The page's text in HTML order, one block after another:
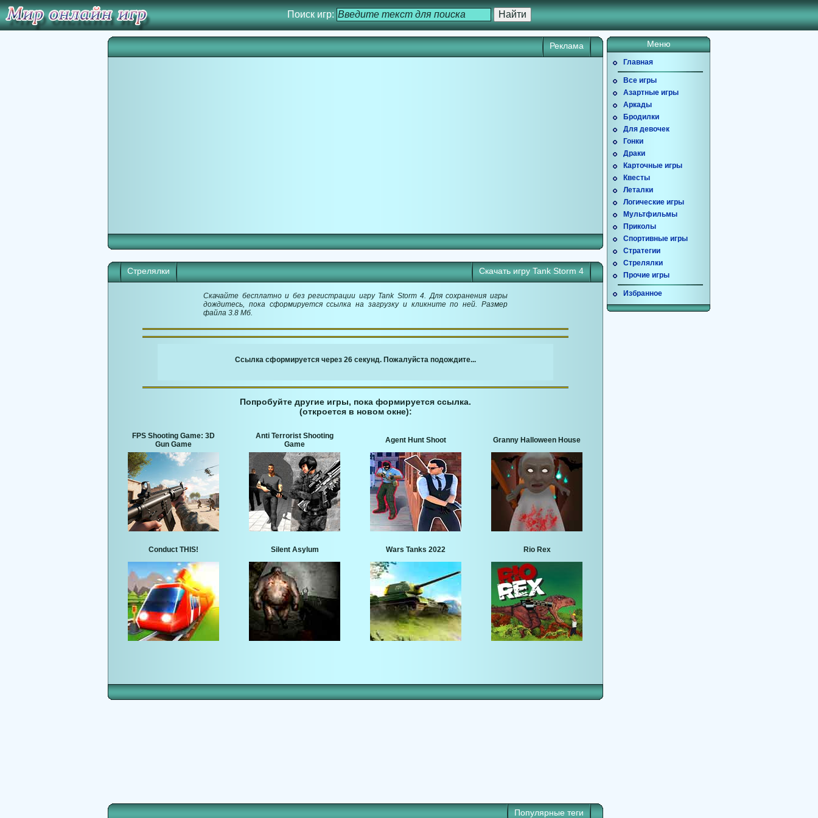
Поиск игр:
Реклама
Скачать игру Tank Storm 4
Стрелялки
Скачайте бесплатно и без регистрации игру Tank Storm 4. Для сохранения игры
дождитесь, пока сформируется ссылка на загрузку и кликните по ней. Размер
файла 3.8 Мб.
Ссылка сформируется через 26 секунд. Пожалуйста подождите...
Попробуйте другие игры, пока формируется ссылка.
(откроется в новом окне):
FPS Shooting Game: 3D
Gun Game
Anti Terrorist Shooting
Game
Agent Hunt Shoot Granny Halloween House
Conduct THIS! Silent Asylum Wars Tanks 2022 Rio Rex
Популярные теги
Меню
Главная
Все игры
Азартные игры
Аркады
Бродилки
Для девочек
Гонки
Драки
Карточные игры
Квесты
Леталки
Логические игры
Мультфильмы
Приколы
Спортивные игры
Стратегии
Стрелялки
Прочие игры
Избранное